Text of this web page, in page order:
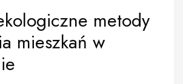
metody
mieszkań w